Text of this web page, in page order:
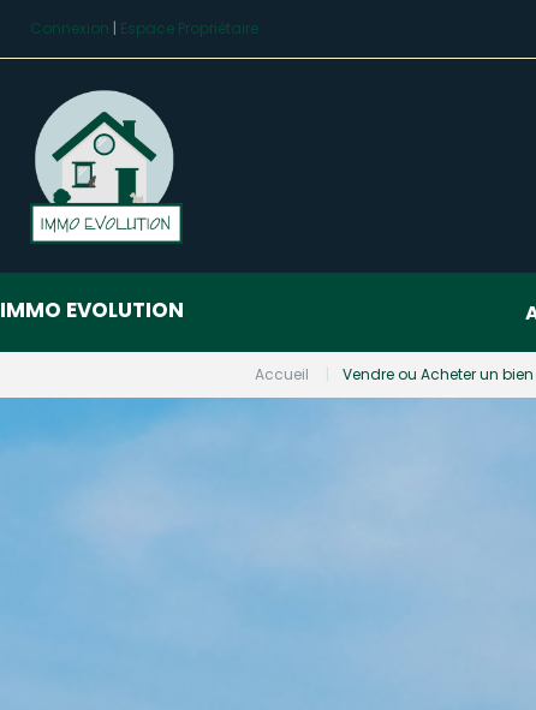
Connexion | Espace Propriétaire
IMMO EVOLUTION
Accueil Vendre ou Acheter un